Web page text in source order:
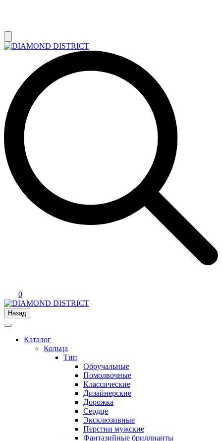
0
Назад
Каталог
Кольца
Тип
Обручальные
Помолвочные
Классические
Дизайнерские
Дорожка
Сердце
Эксклюзивные
Перстни мужские
Фантазийные бриллианты